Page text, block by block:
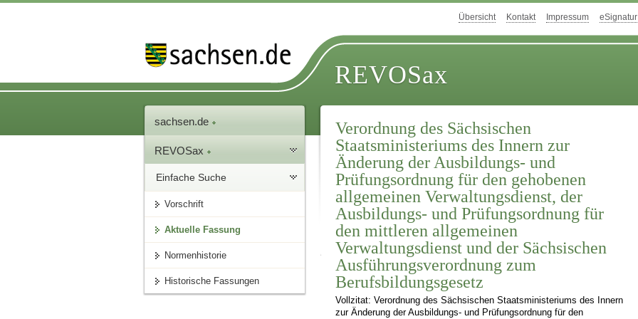
Übersicht Kontakt Impressum eSignatur
REVOSax
sachsen.de
REVOSax
Einfache Suche
Vorschrift
Aktuelle Fassung
Normenhistorie
Historische Fassungen
Verordnung des Sächsischen
Staatsministeriums des Innern zur
Änderung der Ausbildungs- und
Prüfungsordnung für den gehobenen
allgemeinen Verwaltungsdienst, der
Ausbildungs- und Prüfungsordnung für
den mittleren allgemeinen
Verwaltungsdienst und der Sächsischen
Ausführungsverordnung zum
Berufsbildungsgesetz
Vollzitat: Verordnung des Sächsischen Staatsministeriums des Innern
zur Änderung der Ausbildungs- und Prüfungsordnung für den